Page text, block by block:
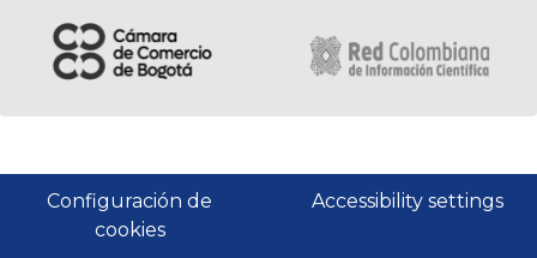
Configuración de
cookies
Accessibility settings